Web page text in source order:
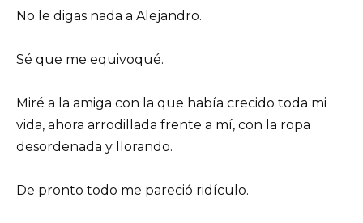
No le digas nada a Alejandro.
Sé que me equivoqué.
Miré a la amiga con la que había crecido toda mi
vida, ahora arrodillada frente a mí, con la ropa
desordenada y llorando.
De pronto todo me pareció ridículo.